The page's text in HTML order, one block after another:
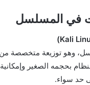
في المسلسل
وهو توزيعة متخصصة
النظام بحجمه الصغير
حد سواء.